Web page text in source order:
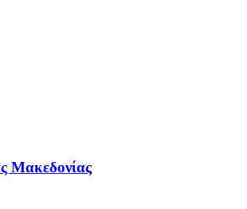
Μακεδονίας